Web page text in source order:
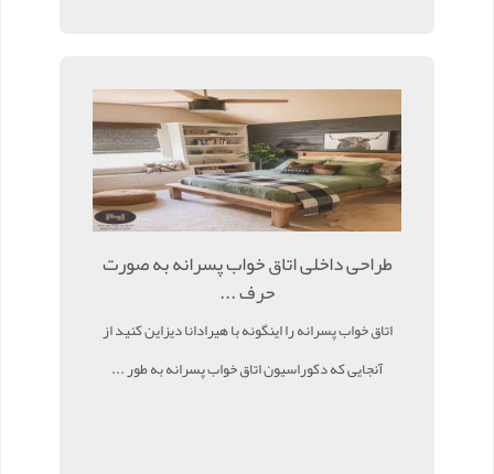
طراحی داخلی اتاق خواب پسرانه به صورت
حرف ...
اتاق خواب پسرانه را اینگونه با هیرادانا دیزاین کنید از
آنجایی که دکوراسیون اتاق خواب پسرانه به طور ...